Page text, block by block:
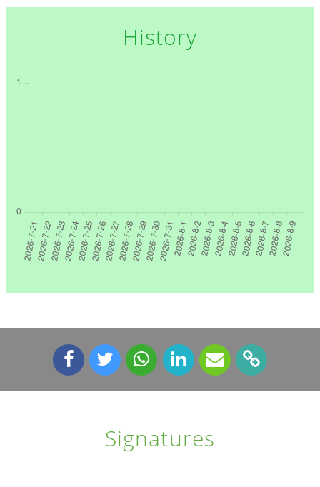
History
Signatures